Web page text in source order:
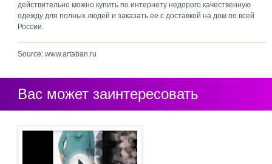
действительно можно купить по интернету недорого качественную
одежду для полных людей и заказать ее с доставкой на дом по всей
России.
Source: www.artaban.ru
Вас может заинтересовать